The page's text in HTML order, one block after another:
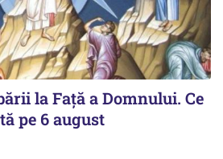
la Față a Domnului. Ce
pe 6 august